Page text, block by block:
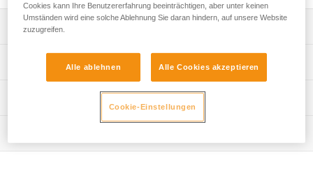
Leistungsverzeichnis
Konzipiert für die Verwendung an den Enden der
Verbindungsmittel für Klettersteige SCORPIO VERTIGO
und SCORPIO VERTIGO SW.
Erleichtert das Ein-/Aushängen beim Passieren von
hervorragende Handhabung.
Technische Spezifikationen
Material: Aluminium, Edelstahl, Polyamid
Zertifizierung(en): CE EN 12275 types K/B, UIAA
Technische Informationen
Gebrauchsanleitung
Cookies kann Ihre Benutzererfahrung beeinträchtigen, aber unter keinen
Umständen wird eine solche Ablehnung Sie daran hindern, auf unsere Website
zuzugreifen.
Alle ablehnen Alle Cookies akzeptieren
Cookie-Einstellungen